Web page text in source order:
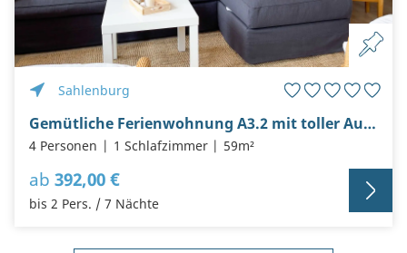
Sahlenburg
Gemütliche Ferienwohnung A3.2 mit toller Aussicht
4 Personen 1 Schlafzimmer 59m²
ab 392,00 €
bis 2 Pers. / 7 Nächte